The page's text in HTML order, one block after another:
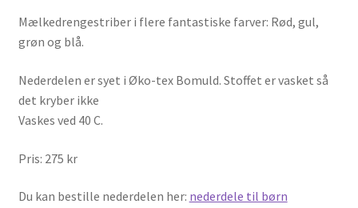
Mælkedrengestriber i flere fantastiske farver: Rød, gul,
grøn og blå.
Nederdelen er syet i Øko-tex Bomuld. Stoffet er vasket så
det kryber ikke
Vaskes ved 40 C.
Pris: 275 kr
Du kan bestille nederdelen her: nederdele til børn